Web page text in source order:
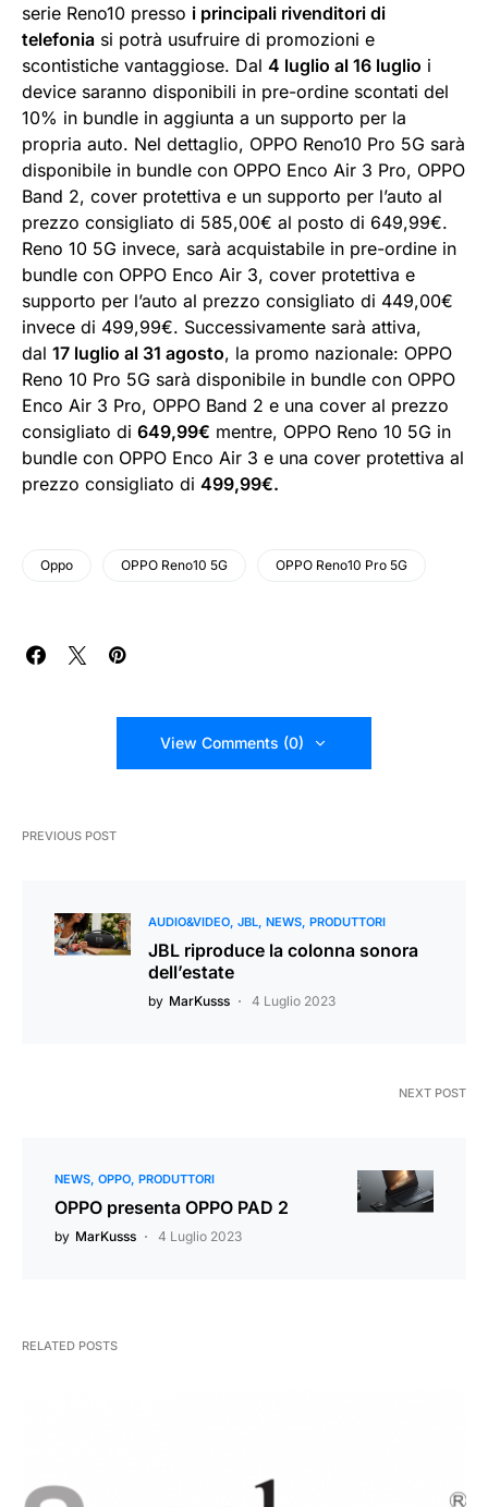
serie Reno10 presso i principali rivenditori di
telefonia si potrà usufruire di promozioni e
scontistiche vantaggiose. Dal 4 luglio al 16 luglio i
device saranno disponibili in pre-ordine scontati del
10% in bundle in aggiunta a un supporto per la
propria auto. Nel dettaglio, OPPO Reno10 Pro 5G sarà
disponibile in bundle con OPPO Enco Air 3 Pro, OPPO
Band 2, cover protettiva e un supporto per l’auto al
prezzo consigliato di 585,00€ al posto di 649,99€.
Reno 10 5G invece, sarà acquistabile in pre-ordine in
bundle con OPPO Enco Air 3, cover protettiva e
supporto per l’auto al prezzo consigliato di 449,00€
invece di 499,99€. Successivamente sarà attiva,
dal 17 luglio al 31 agosto, la promo nazionale: OPPO
Reno 10 Pro 5G sarà disponibile in bundle con OPPO
Enco Air 3 Pro, OPPO Band 2 e una cover al prezzo
consigliato di 649,99€ mentre, OPPO Reno 10 5G in
bundle con OPPO Enco Air 3 e una cover protettiva al
prezzo consigliato di 499,99€.
Oppo OPPO Reno10 5G OPPO Reno10 Pro 5G
View Comments (0)
PREVIOUS POST
AUDIO&VIDEO JBL NEWS PRODUTTORI
JBL riproduce la colonna sonora
dell’estate
by MarKusss 4 Luglio 2023
NEXT POST
NEWS OPPO PRODUTTORI
OPPO presenta OPPO PAD 2
by MarKusss 4 Luglio 2023
RELATED POSTS